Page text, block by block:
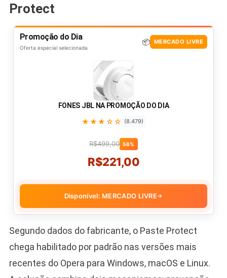
Protect
Promoção do Dia
Oferta especial selecionada
📦 MERCADO LIVRE
FONES JBL NA PROMOÇÃO DO DIA
★★★☆☆ (8.479)
R$499,00 56%
R$221,00
Disponível: MERCADO LIVRE→
Segundo dados do fabricante, o Paste Protect
chega habilitado por padrão nas versões mais
recentes do Opera para Windows, macOS e Linux.